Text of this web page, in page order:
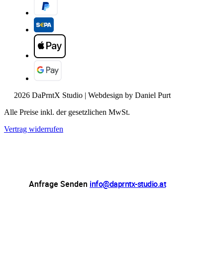
Anfrage Senden info@daprntx-studio.at
2026 DaPrntX Studio | Webdesign by Daniel Purt
Alle Preise inkl. der gesetzlichen MwSt.
Vertrag widerrufen